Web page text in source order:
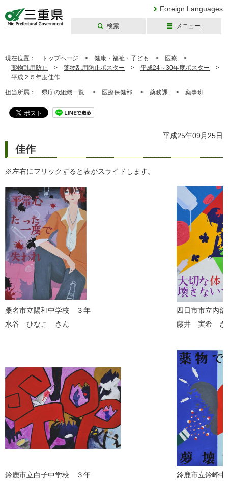
Foreign Languages
検索 メニュー
現在位置： トップページ > 健康・福祉・子ども > 医療 >
薬物乱用防止 > 薬物乱用防止ポスター > 平成24～30年度ポスター >
平成２５年度佳作
担当所属： 県庁の組織一覧 > 医療保健部 > 薬務課 > 薬事班
平成25年09月25日
佳作
※左右にフリックすると表がスライドします。
桑名市立陽和中学校 ３年
四日市市立内
水谷 ひなこ さん
藤井 実希 さ
鈴鹿市立白子中学校 ３年
鈴鹿市立鈴峰